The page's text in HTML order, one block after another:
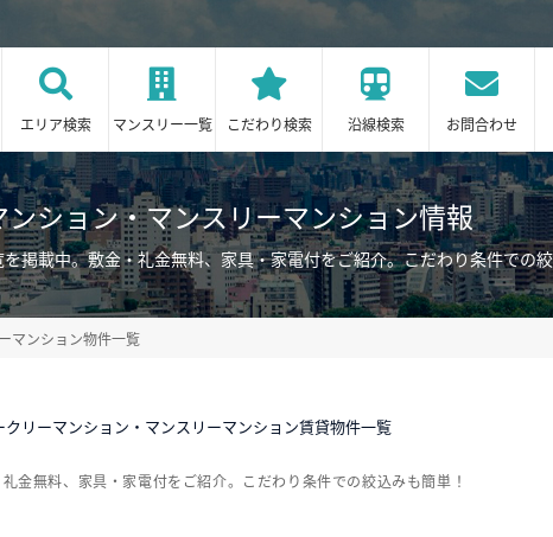
エリア検索 マンスリー一覧 こだわり検索 沿線検索 お問合わせ
ション・マンスリーマンション情報
掲載中。敷金・礼金無料、家具・家電付をご紹介。こだわり条件での
マンション物件一覧
リーマンション・マンスリーマンション賃貸物件一覧
無料、家具・家電付をご紹介。こだわり条件での絞込みも簡単！